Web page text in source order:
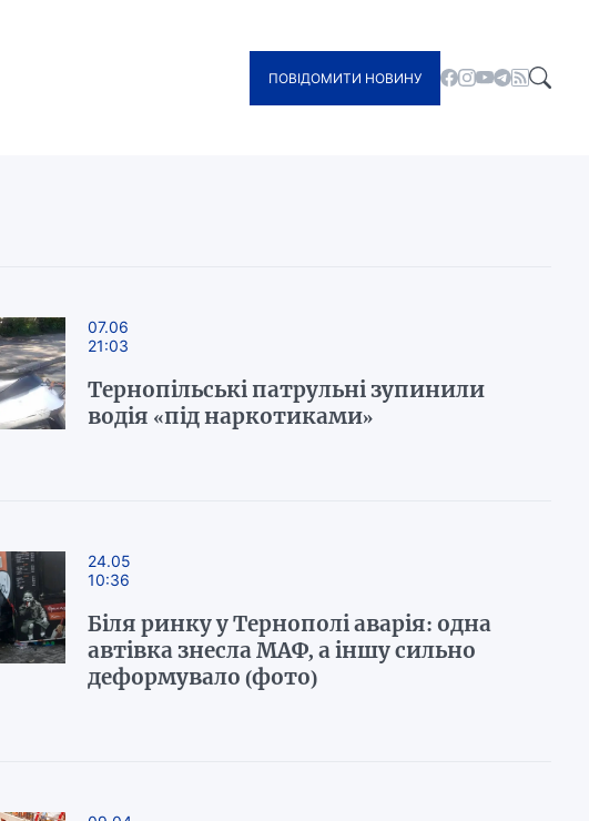
ПОВІДОМИТИ НОВИНУ
07.06
21:03
Тернопільські патрульні зупинили
водія «під наркотиками»
24.05
10:36
Біля ринку у Тернополі аварія: одна
автівка знесла МАФ, а іншу сильно
деформувало (фото)